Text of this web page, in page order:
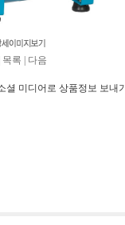
목록 다음
셜 미디어로 상품정보 보내기